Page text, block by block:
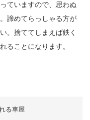
ていますので、思わぬ
諦めてらっしゃる方が
。捨ててしまえば鉄く
ることになります。
る車屋